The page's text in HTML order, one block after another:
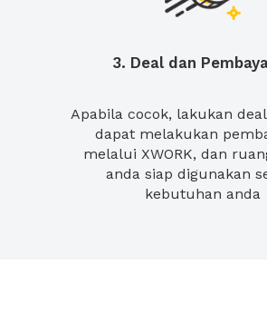
3. Deal dan
Apabila cocok, lakukan
dapat melakukan
melalui XWORK, dan
anda siap digunakan
kebutuhan anda